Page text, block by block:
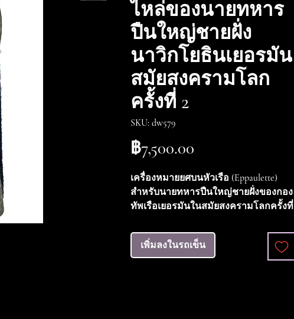
ไหล่ของนายทหาร
ปืนใหญ่ชายฝั่ง
นาวิกโยธินเยอรมัน
สมัยสงครามโลก
ครั้งที่ 2
SKU: dw579
฿7,500.00
เครื่องหมายยศบนหัวเรือ (Eppaulette)
สำหรับนายทหารปืนใหญ่ชายฝั่งของกอง
ทัพเรือเยอรมันในสมัยสงครามโลกครั้งที่
เพิ่มลงในรถเข็น